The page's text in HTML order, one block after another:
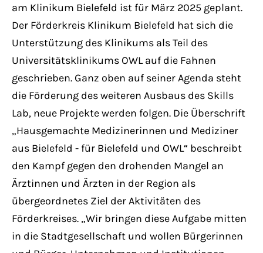
am Klinikum Bielefeld ist für März 2025 geplant.
Der Förderkreis Klinikum Bielefeld hat sich die
Unterstützung des Klinikums als Teil des
Universitätsklinikums OWL auf die Fahnen
geschrieben. Ganz oben auf seiner Agenda steht
die Förderung des weiteren Ausbaus des Skills
Lab, neue Projekte werden folgen. Die Überschrift
„Hausgemachte Medizinerinnen und Mediziner
aus Bielefeld - für Bielefeld und OWL“ beschreibt
den Kampf gegen den drohenden Mangel an
Ärztinnen und Ärzten in der Region als
übergeordnetes Ziel der Aktivitäten des
Förderkreises. „Wir bringen diese Aufgabe mitten
in die Stadtgesellschaft und wollen Bürgerinnen